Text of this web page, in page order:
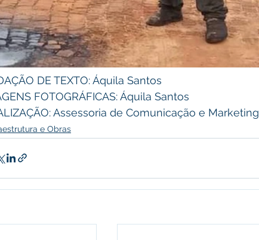
DE TEXTO: Áquila Santos
FOTOGRÁFICAS: Áquila Santos
Assessoria de Comunicação e Marketing
e Obras